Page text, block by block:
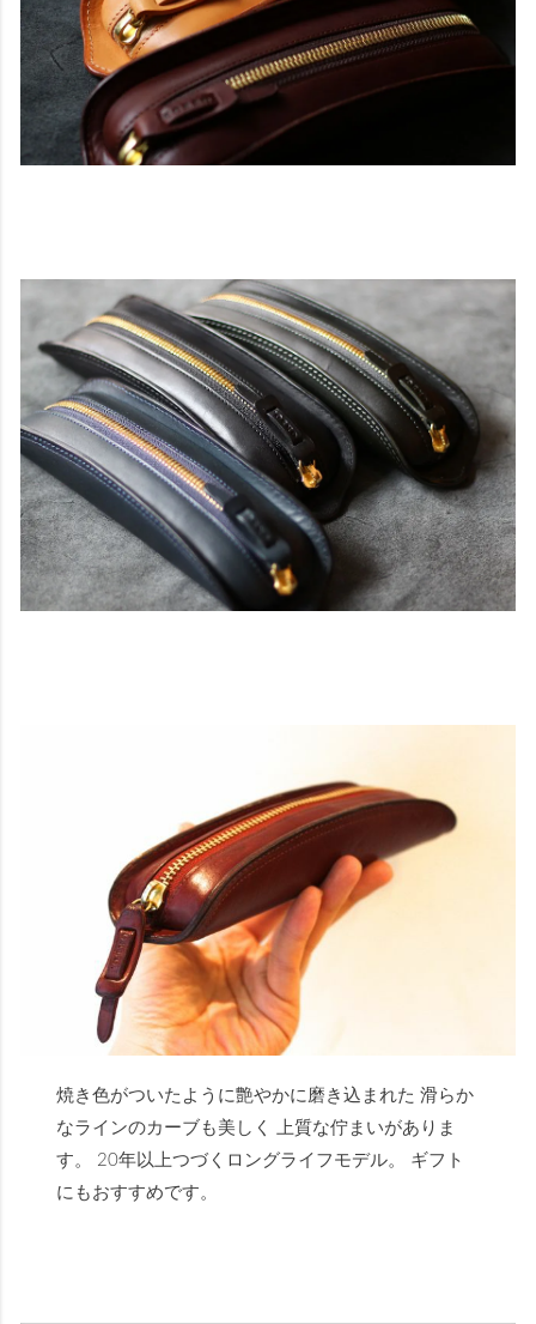
焼き色がついたように艶やかに磨き込まれた 滑らか
なラインのカーブも美しく 上質な佇まいがありま
す。 20年以上つづくロングライフモデル。 ギフト
にもおすすめです。